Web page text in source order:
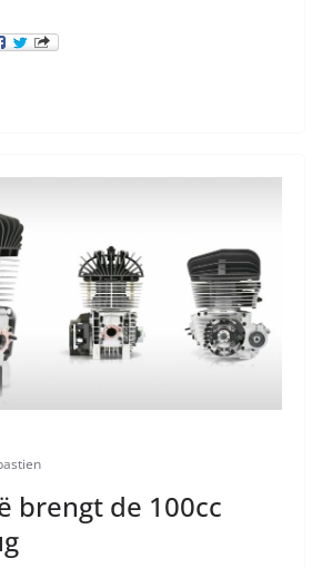
brengt de 100cc